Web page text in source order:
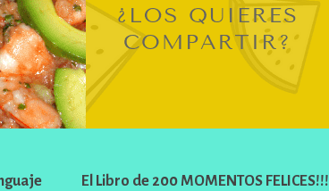
El Libro de 200 MOMENTOS FELICES!!!